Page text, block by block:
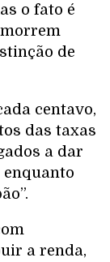
o fato é
de
centavo,
das taxas
a dar
enquanto
a renda,